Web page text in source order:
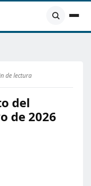
de lectura
del
de 2026